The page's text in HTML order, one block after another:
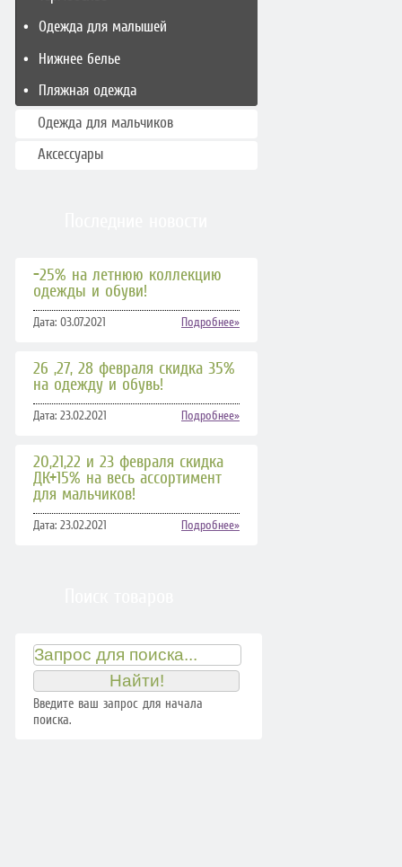
Одежда для малышей
Нижнее белье
Пляжная одежда
Одежда для мальчиков
Аксессуары
-25% на летнюю коллекцию
одежды и обуви!
Дата: 03.07.2021 Подробнее»
26 ,27, 28 февраля скидка 35%
на одежду и обувь!
Дата: 23.02.2021 Подробнее»
20,21,22 и 23 февраля скидка
ДК+15% на весь ассортимент
для мальчиков!
Дата: 23.02.2021 Подробнее»
Введите ваш запрос для начала
поиска.